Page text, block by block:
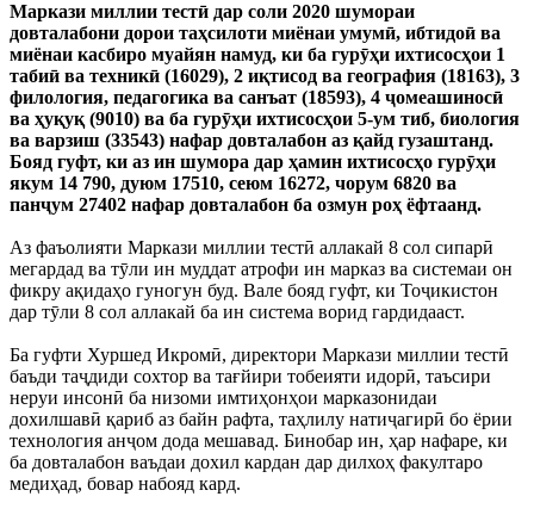
Маркази миллии тестӣ дар соли 2020 шумораи
довталабони дорои таҳсилоти миёнаи умумӣ, ибтидоӣ ва
миёнаи касбиро муайян намуд, ки ба гурӯҳи ихтисосҳои 1
табиӣ ва техникӣ (16029), 2 иқтисод ва география (18163), 3
филология, педагогика ва санъат (18593), 4 ҷомеашиносӣ
ва ҳуқуқ (9010) ва ба гурӯҳи ихтисосҳои 5-ум тиб, биология
ва варзиш (33543) нафар довталабон аз қайд гузаштанд.
Бояд гуфт, ки аз ин шумора дар ҳамин ихтисосҳо гурӯҳи
якум 14 790, дуюм 17510, сеюм 16272, чорум 6820 ва
панҷум 27402 нафар довталабон ба озмун роҳ ёфтаанд.
Аз фаъолияти Маркази миллии тестӣ аллакай 8 сол сипарӣ
мегардад ва тӯли ин муддат атрофи ин марказ ва системаи он
фикру ақидаҳо гуногун буд. Вале бояд гуфт, ки Тоҷикистон
дар тӯли 8 сол аллакай ба ин система ворид гардидааст.
Ба гуфти Хуршед Икромӣ, директори Маркази миллии тестӣ
баъди таҷдиди сохтор ва тағйири тобеияти идорӣ, таъсири
неруи инсонӣ ба низоми имтиҳонҳои марказонидаи
дохилшавӣ қариб аз байн рафта, таҳлилу натиҷагирӣ бо ёрии
технология анҷом дода мешавад. Бинобар ин, ҳар нафаре, ки
ба довталабон ваъдаи дохил кардан дар дилхоҳ факултаро
медиҳад, бовар набояд кард.